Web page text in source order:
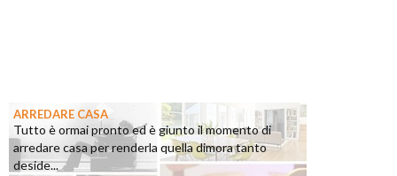
ARREDARE CASA
Tutto è ormai pronto ed è giunto il momento di
arredare casa per renderla quella dimora tanto
deside...